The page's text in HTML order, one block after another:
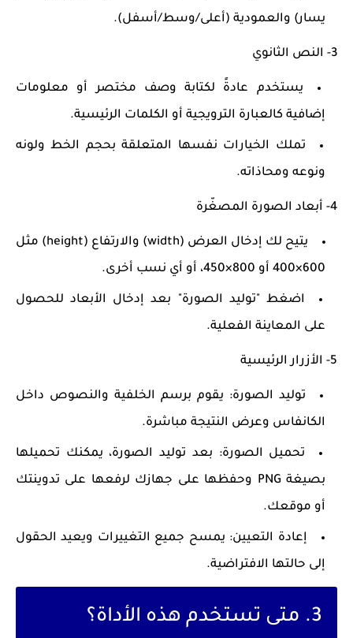
يسار) والعمودية (أعلى/وسط/أسفل).
3- النص الثانوي
يستخدم عادةً لكتابة وصف مختصر أو معلومات
إضافية كالعبارة الترويجية أو الكلمات الرئيسية.
تملك الخيارات نفسها المتعلقة بحجم الخط ولونه
ونوعه ومحاذاته.
4- أبعاد الصورة المصغّرة
يتيح لك إدخال العرض (width) والارتفاع (height) مثل
600×400 أو 800×450، أو أي نسب أخرى.
اضغط "توليد الصورة" بعد إدخال الأبعاد للحصول
على المعاينة الفعلية.
5- الأزرار الرئيسية
توليد الصورة: يقوم برسم الخلفية والنصوص داخل
الكانفاس وعرض النتيجة مباشرة.
تحميل الصورة: بعد توليد الصورة، يمكنك تحميلها
بصيغة PNG وحفظها على جهازك لرفعها على تدوينتك
أو موقعك.
إعادة التعيين: يمسح جميع التغييرات ويعيد الحقول
إلى حالتها الافتراضية.
3. متى تستخدم هذه الأداة؟